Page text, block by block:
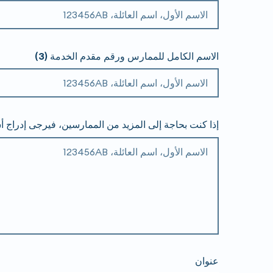
الاسم الكامل للممارس ورقم مقدم الخدمة (3)
إذا كنت بحاجة إلى المزيد من الممارسين، فيرجى إدراج
عنوان